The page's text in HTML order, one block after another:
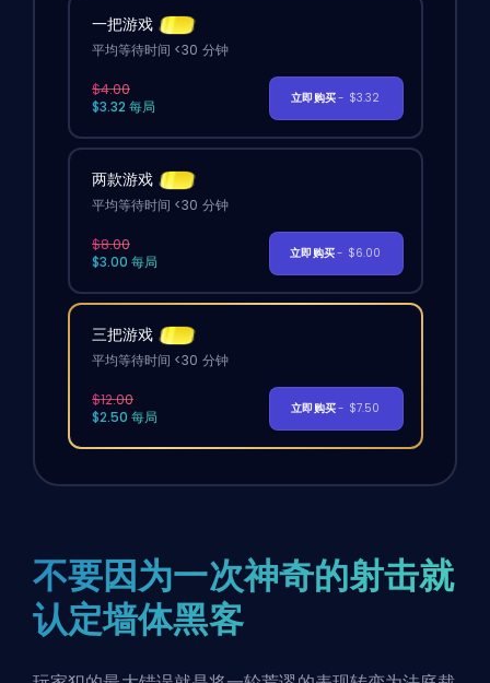
一把游戏
平均等待时间 <30 分钟
$4.00
$3.32 每局
立即购买- $3.32
两款游戏
平均等待时间 <30 分钟
$8.00
$3.00 每局
立即购买- $6.00
三把游戏
平均等待时间 <30 分钟
$12.00
$2.50 每局
立即购买- $7.50
不要因为一次神奇的射击就
认定墙体黑客